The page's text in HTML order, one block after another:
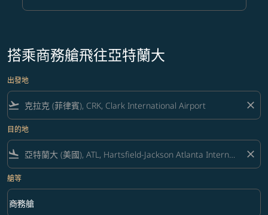
搭乘商務艙飛往亞特蘭大
出發地
flight_takeoff close
目的地
flight_land close
艙等
艙等 option 商務艙 Selected
商務艙
keyboard_arrow_down